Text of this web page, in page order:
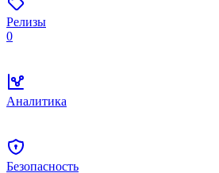
Релизы
0
Аналитика
Безопасность